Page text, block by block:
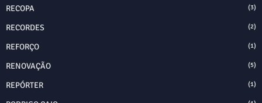
RECOPA (3)
RECORDES (2)
REFORÇO (1)
RENOVAÇÃO (5)
REPÓRTER (1)